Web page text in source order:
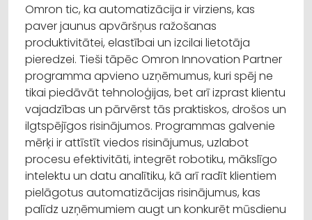
Omron tic, ka automatizācija ir virziens, kas
paver jaunus apvāršņus ražošanas
produktivitātei, elastībai un izcilai lietotāja
pieredzei. Tieši tāpēc Omron Innovation Partner
programma apvieno uzņēmumus, kuri spēj ne
tikai piedāvāt tehnoloģijas, bet arī izprast klientu
vajadzības un pārvērst tās praktiskos, drošos un
ilgtspējīgos risinājumos. Programmas galvenie
mērķi ir attīstīt viedos risinājumus, uzlabot
procesu efektivitāti, integrēt robotiku, mākslīgo
intelektu un datu analītiku, kā arī radīt klientiem
pielāgotus automatizācijas risinājumus, kas
palīdz uzņēmumiem augt un konkurēt mūsdienu